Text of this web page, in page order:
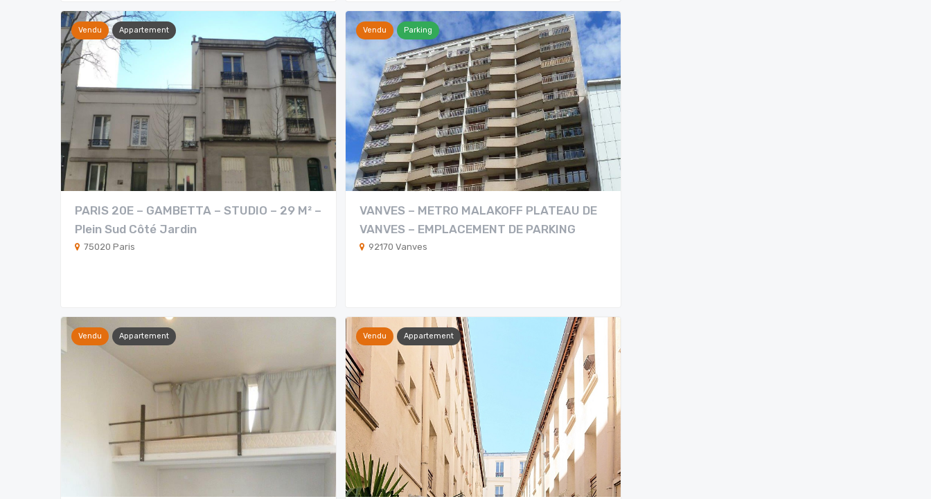
Vendu Appartement
PARIS 20E – GAMBETTA – STUDIO – 29 M² –
Plein Sud Côté Jardin
75020 Paris
Vendu Parking
VANVES – METRO MALAKOFF PLATEAU DE
VANVES – EMPLACEMENT DE PARKING
92170 Vanves
Vendu Appartement Vendu Appartement